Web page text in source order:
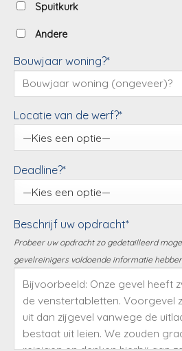
Spuitkurk
Andere
Bouwjaar woning?*
Locatie van de werf?*
Deadline?*
Beschrijf uw opdracht*
Probeer uw opdracht zo gedetailleerd
gevelreinigers voldoende informatie